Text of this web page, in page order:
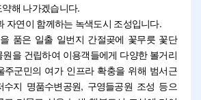
해 나가겠습니다.
자연이 함께하는 녹색도시 조성입니다.
품은 일출 일번지 간절곶에 꽃무릇 꽃단
을 건립하여 이용객들에게 다양한 볼거리
주군민의 여가 인프라 확충을 위해 범서근
수지 명품수변공원, 구영들공원 조성 등으